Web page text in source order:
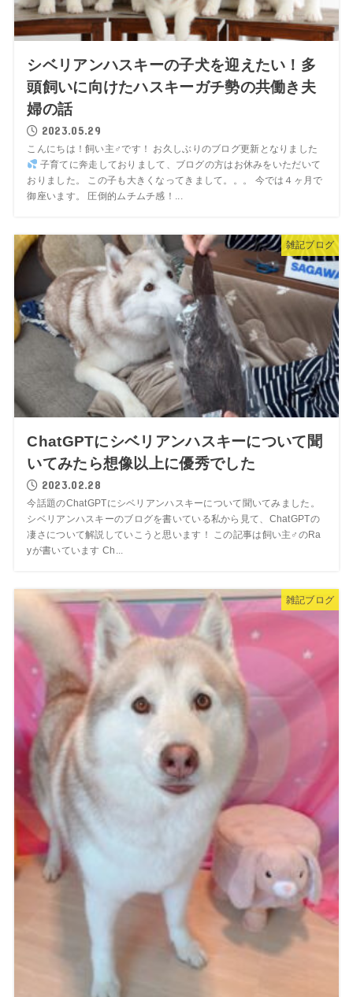
シベリアンハスキーの子犬を迎えたい！多
頭飼いに向けたハスキーガチ勢の共働き夫
婦の話
2023.05.29
こんにちは！飼い主♂です！ お久しぶりのブログ更新となりました
子育てに奔走しておりまして、ブログの方はお休みをいただいて
おりました。 この子も大きくなってきまして。。。 今では４ヶ月で
御座います。 圧倒的ムチムチ感！...
雑記ブログ
ChatGPTにシベリアンハスキーについて聞
いてみたら想像以上に優秀でした
2023.02.28
今話題のChatGPTにシベリアンハスキーについて聞いてみました。
シベリアンハスキーのブログを書いている私から見て、ChatGPTの
凄さについて解説していこうと思います！ この記事は飼い主♂のRa
yが書いています Ch...
雑記ブログ